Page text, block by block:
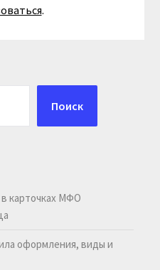
.
Поиск
карточках МФО
оформления, виды и